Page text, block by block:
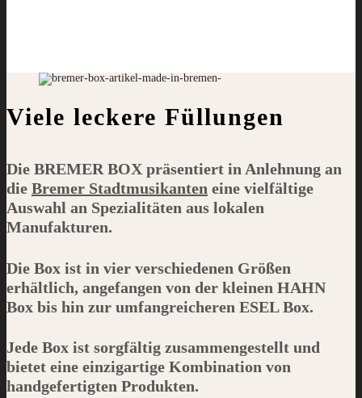
Viele leckere Füllungen
Die BREMER BOX präsentiert in Anlehnung an
die Bremer Stadtmusikanten eine vielfältige
Auswahl an Spezialitäten aus lokalen
Manufakturen.
Die Box ist in vier verschiedenen Größen
erhältlich, angefangen von der kleinen HAHN
Box bis hin zur umfangreicheren ESELBox.
Jede Box ist sorgfältig zusammengestellt und
bietet eine einzigartige Kombination von
handgefertigten Produkten.